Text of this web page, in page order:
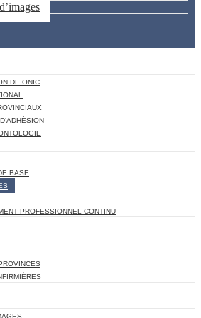
DE ONIC
BASE
PROFESSIONNEL CONTINU